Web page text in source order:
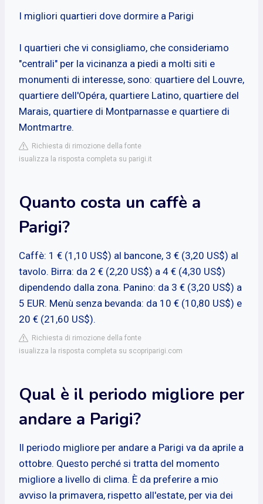
I migliori quartieri dove dormire a Parigi
I quartieri che vi consigliamo, che consideriamo
"centrali" per la vicinanza a piedi a molti siti e
monumenti di interesse, sono: quartiere del Louvre,
quartiere dell'Opéra, quartiere Latino, quartiere del
Marais, quartiere di Montparnasse e quartiere di
Montmartre.
Richiesta di rimozione della fonte
isualizza la risposta completa su parigi.it
Quanto costa un caffè a
Parigi?
Caffè: 1 € (1,10 US$) al bancone, 3 € (3,20 US$) al
tavolo. Birra: da 2 € (2,20 US$) a 4 € (4,30 US$)
dipendendo dalla zona. Panino: da 3 € (3,20 US$) a
5 EUR. Menù senza bevanda: da 10 € (10,80 US$) e
20 € (21,60 US$).
Richiesta di rimozione della fonte
isualizza la risposta completa su scopriparigi.com
Qual è il periodo migliore per
andare a Parigi?
Il periodo migliore per andare a Parigi va da aprile a
ottobre. Questo perché si tratta del momento
migliore a livello di clima. È da preferire a mio
avviso la primavera, rispetto all'estate, per via dei